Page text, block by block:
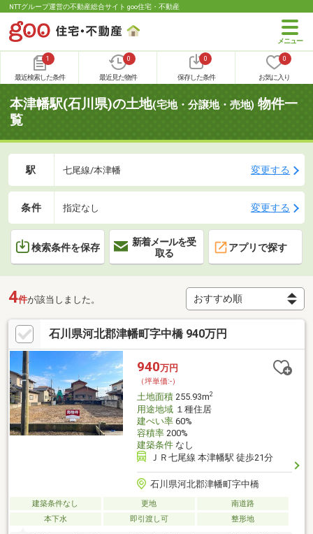
NTTグループ運営の不動産総合サイト goo住宅・不動産
1
最近検索した条件
0
最近見た物件
0
保存した条件
0
お気に入り
本津幡駅(石川県)の土地(宅地・分譲地・売地) 物件一
覧
駅 七尾線/本津幡 変更する
条件 指定なし 変更する
検索条件を保存
新着メールを受
取る
アプリで探す
4件が該当しました。
石川県河北郡津幡町字中橋 940万円
940万円
（坪単価:-）
土地面積255.93m2
用途地域１種住居
建ぺい率60%
容積率200%
建築条件なし
ＪＲ七尾線 本津幡駅 徒歩21分
石川県河北郡津幡町字中橋
建築条件なし 更地
南道路
本下水
即引渡し可 整形地